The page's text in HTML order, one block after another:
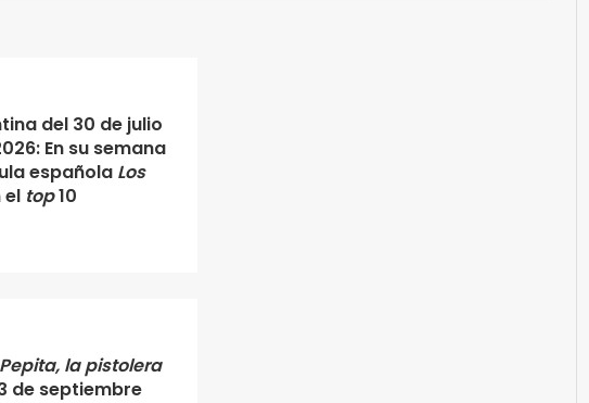
del 30 de julio
En su semana
española Los
el top10
Pepita, la pistolera
de septiembre